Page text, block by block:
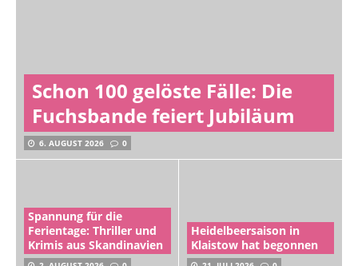
Schon 100 gelöste Fälle: Die
Fuchsbande feiert Jubiläum
6. AUGUST 2026 0
Spannung für die
Ferientage: Thriller und
Krimis aus Skandinavien
Heidelbeersaison in
Klaistow hat begonnen